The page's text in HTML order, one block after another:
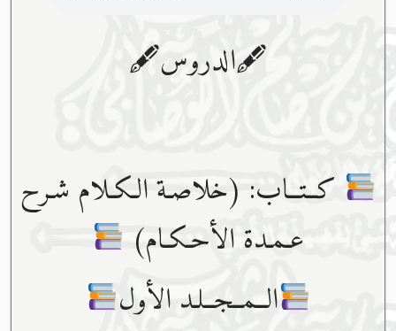
🖋الدروس🖋
كــتــاب: (خلاصـة الـكـلام شـرح
عـمـدة الأحـكـام)
الــمــجــلـد الأول